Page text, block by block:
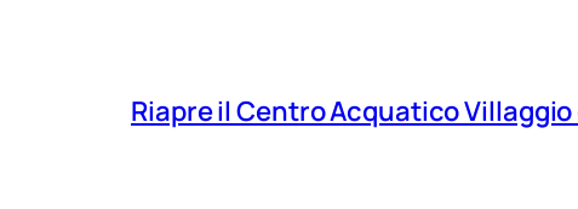
Riapre il Centro Acquatico